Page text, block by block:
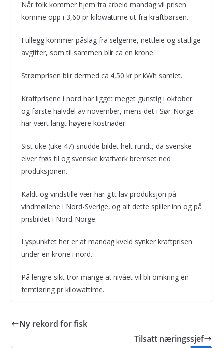
Når folk kommer hjem fra arbeid mandag vil prisen
komme opp i 3,60 pr kilowattime ut fra kraftbørsen.
I tillegg kommer påslag fra selgerne, nettleie og statlige
avgifter, som til sammen blir ca en krone.
Strømprisen blir dermed ca 4,50 kr pr kWh samlet.
Kraftprisene i nord har ligget meget gunstig i oktober
og første halvdel av november, mens det i Sør-Norge
har vært langt høyere kostnader.
Sist uke (uke 47) snudde bildet helt rundt, da svenske
elver frøs til og svenske kraftverk bremset ned
produksjonen.
Kaldt og vindstille vær har gitt lav produksjon på
vindmøllene i Nord-Sverige, og alt dette spiller inn og på
prisbildet i Nord-Norge.
Lyspunktet her er at mandag kveld synker kraftprisen
under en krone i nord.
På lengre sikt tror mange at nivået vil bli omkring en
femtiøring pr kilowattime.
Ny rekord for fisk
Tilsatt næringssjef